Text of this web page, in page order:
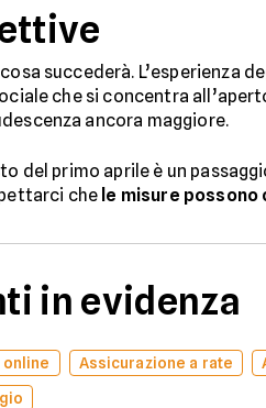
succederà. L’esperienza
che si concentra
ancora maggiore.
del primo aprile è un
che le misure
in evidenza
Assicurazione a rate